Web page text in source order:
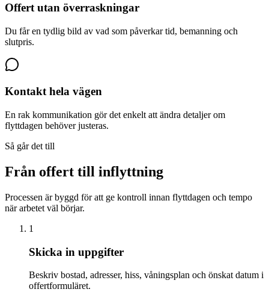
Offert utan överraskningar
Du får en tydlig bild av vad som påverkar tid, bemanning och
slutpris.
Kontakt hela vägen
En rak kommunikation gör det enkelt att ändra detaljer om
flyttdagen behöver justeras.
Så går det till
Från offert till inflyttning
Processen är byggd för att ge kontroll innan flyttdagen och tempo
när arbetet väl börjar.
1
Skicka in uppgifter
Beskriv bostad, adresser, hiss, våningsplan och önskat datum i
offertformuläret.